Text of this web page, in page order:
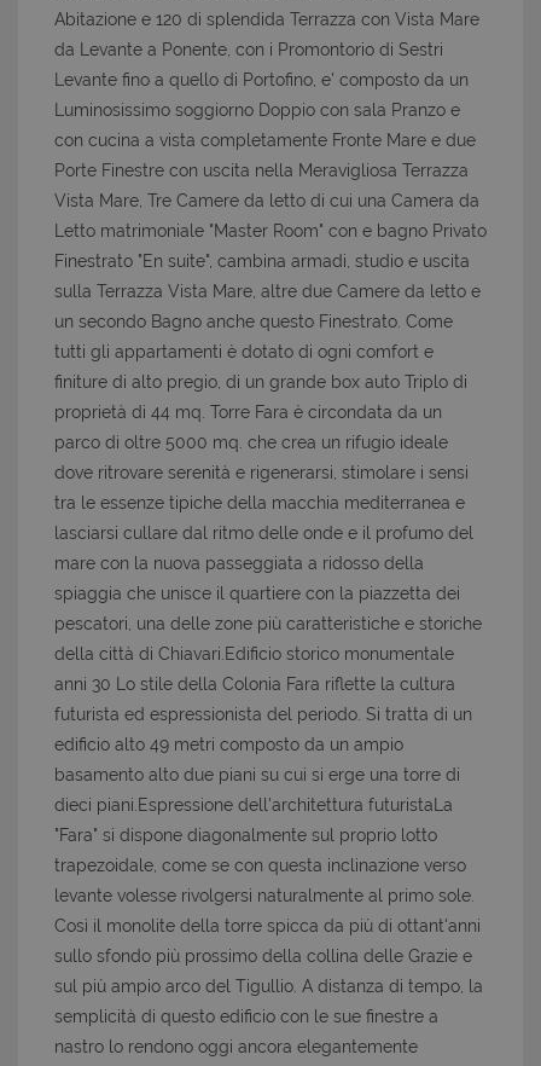
Abitazione e 120 di splendida Terrazza con Vista Mare
da Levante a Ponente, con i Promontorio di Sestri
Levante fino a quello di Portofino, e' composto da un
Luminosissimo soggiorno Doppio con sala Pranzo e
con cucina a vista completamente Fronte Mare e due
Porte Finestre con uscita nella Meravigliosa Terrazza
Vista Mare, Tre Camere da letto di cui una Camera da
Letto matrimoniale "Master Room" con e bagno Privato
Finestrato "En suite", cambina armadi, studio e uscita
sulla Terrazza Vista Mare, altre due Camere da letto e
un secondo Bagno anche questo Finestrato. Come
tutti gli appartamenti è dotato di ogni comfort e
finiture di alto pregio, di un grande box auto Triplo di
proprietà di 44 mq. Torre Fara è circondata da un
parco di oltre 5000 mq. che crea un rifugio ideale
dove ritrovare serenità e rigenerarsi, stimolare i sensi
tra le essenze tipiche della macchia mediterranea e
lasciarsi cullare dal ritmo delle onde e il profumo del
mare con la nuova passeggiata a ridosso della
spiaggia che unisce il quartiere con la piazzetta dei
pescatori, una delle zone più caratteristiche e storiche
della città di Chiavari.Edificio storico monumentale
anni 30 Lo stile della Colonia Fara riflette la cultura
futurista ed espressionista del periodo. Si tratta di un
edificio alto 49 metri composto da un ampio
basamento alto due piani su cui si erge una torre di
dieci piani.Espressione dell'architettura futuristaLa
"Fara" si dispone diagonalmente sul proprio lotto
trapezoidale, come se con questa inclinazione verso
levante volesse rivolgersi naturalmente al primo sole.
Così il monolite della torre spicca da più di ottant'anni
sullo sfondo più prossimo della collina delle Grazie e
sul più ampio arco del Tigullio. A distanza di tempo, la
semplicità di questo edificio con le sue finestre a
nastro lo rendono oggi ancora elegantemente